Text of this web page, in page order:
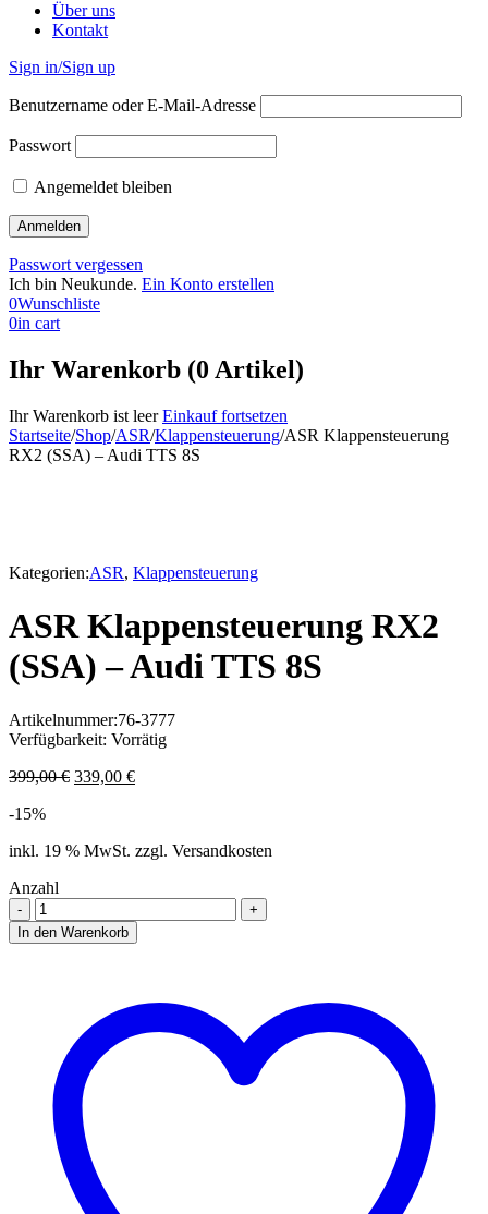
Über uns
Kontakt
Sign in/Sign up
Benutzername oder E-Mail-Adresse
Passwort
Angemeldet bleiben
Passwort vergessen
Ich bin Neukunde. Ein Konto erstellen
0Wunschliste
0in cart
Ihr Warenkorb (0 Artikel)
Ihr Warenkorb ist leer Einkauf fortsetzen
Startseite/Shop/ASR/Klappensteuerung/ASR Klappensteuerung
RX2 (SSA) – Audi TTS 8S
Kategorien:ASR, Klappensteuerung
ASR Klappensteuerung RX2
(SSA) – Audi TTS 8S
Artikelnummer:76-3777
Verfügbarkeit: Vorrätig
399,00€ Ursprünglicher
339,00 €Aktueller
-15%
inkl. 19 % MwSt. zzgl. Versandkosten
Anzahl
ASR
Klappensteuerung
RX2
Menge
In den Warenkorb